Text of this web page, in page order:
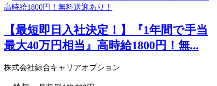
【最短即日入社決定！】『1年間で手当
最大40万円相当』高時給1800円！無...
株式会社綜合キャリアオプション